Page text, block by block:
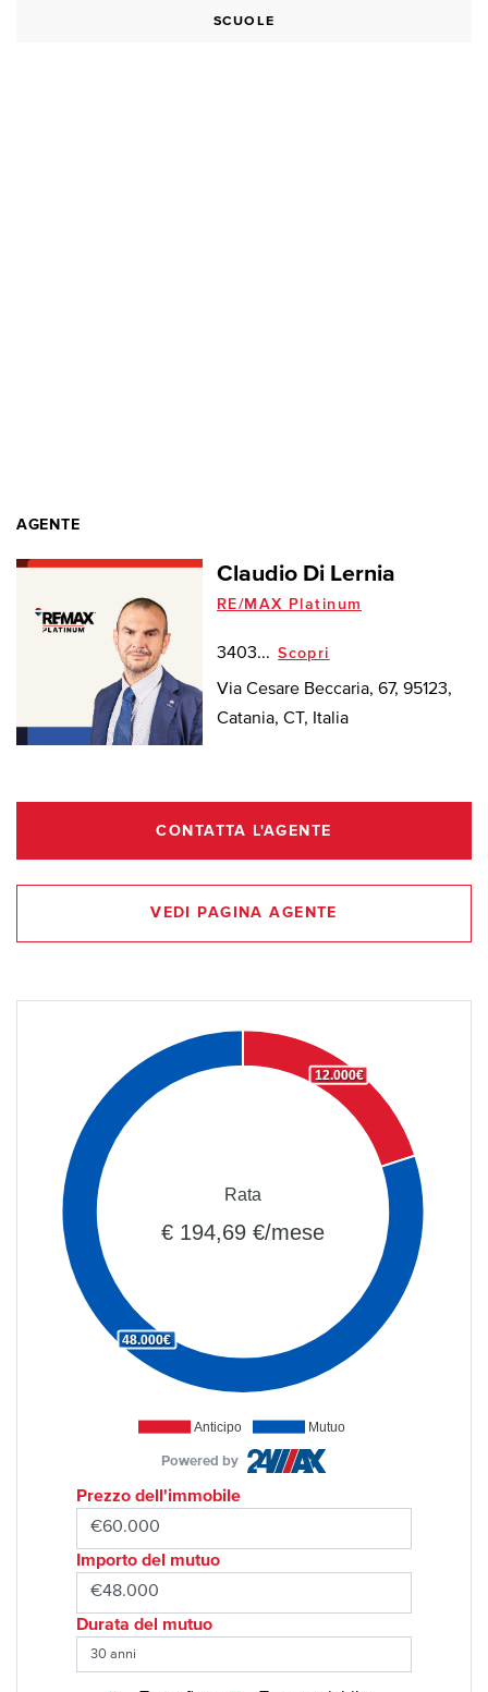
SCUOLE
AGENTE
Claudio Di Lernia
RE/MAX Platinum
3403... Scopri
Via Cesare Beccaria, 67, 95123,
Catania, CT, Italia
CONTATTA L'AGENTE
VEDI PAGINA AGENTE
Anticipo Mutuo
12.000€
48.000€
Rata
€ 194,69 €/mese
Powered by
Prezzo dell'immobile
Importo del mutuo
Durata del mutuo